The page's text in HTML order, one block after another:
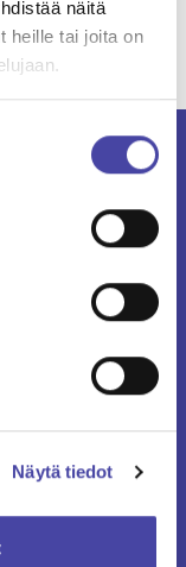
näitä
heille tai joita on
Näytä tiedot